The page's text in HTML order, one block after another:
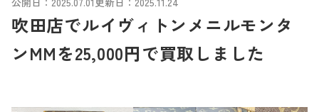
吹田店でルイヴィトンメニルモンタ
ンMMを25,000円で買取しました